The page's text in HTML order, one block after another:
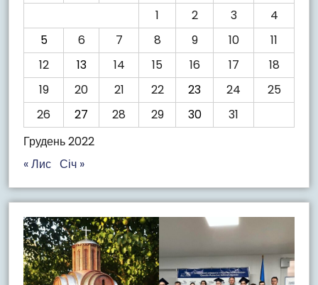
Грудень 2022
1
2 3
4
5
6 7 8 9 10
11
12
13 14 15 16 17
18
19
20 21 22 23 24
25
26
27 28 29 30 31
« Лис Січ »